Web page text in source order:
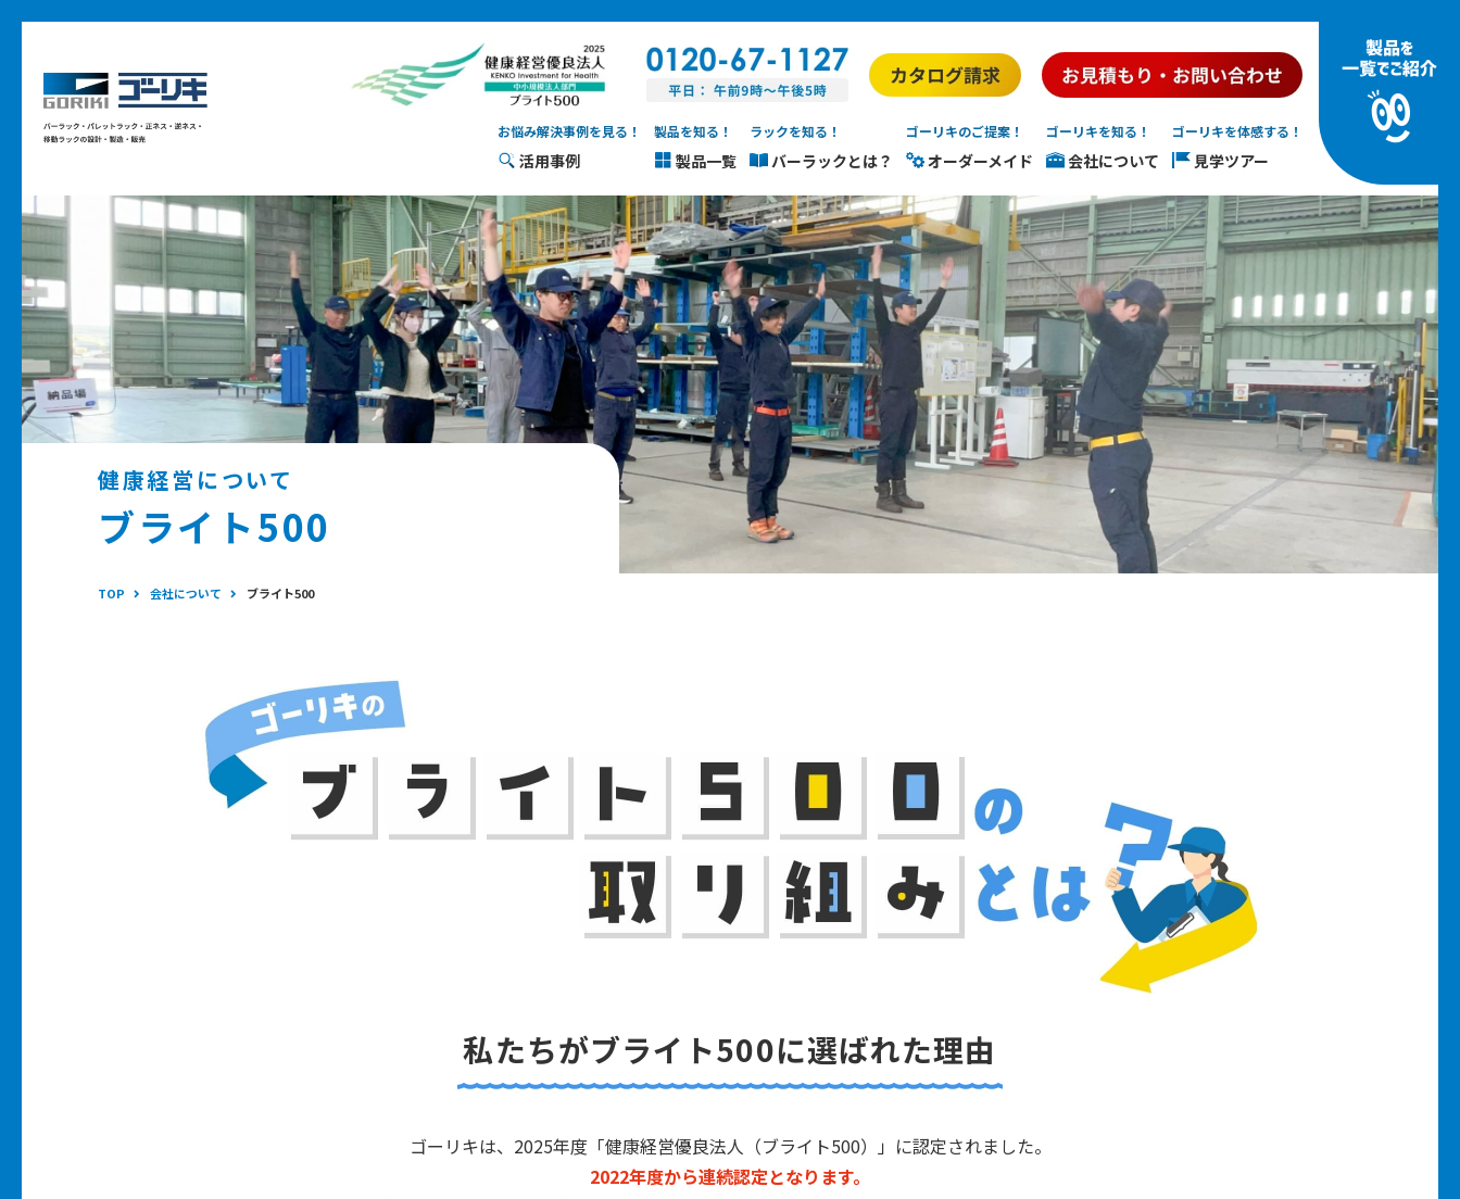
お悩み解決事例を見る！
活用事例
製品を知る！
製品一覧
ラックを知る！
バーラックとは？
ゴーリキのご提案！
オーダーメイド
ゴーリキを知る！
会社について
ゴーリキを体感する！
見学ツアー
健康経営について
ブライト500
TOP 会社について ブライト500
私たちがブライト500に選ばれた理由
ゴーリキは、2025年度「健康経営優良法人（ブライト500）」に認定されました。
2022年度から連続認定となります。